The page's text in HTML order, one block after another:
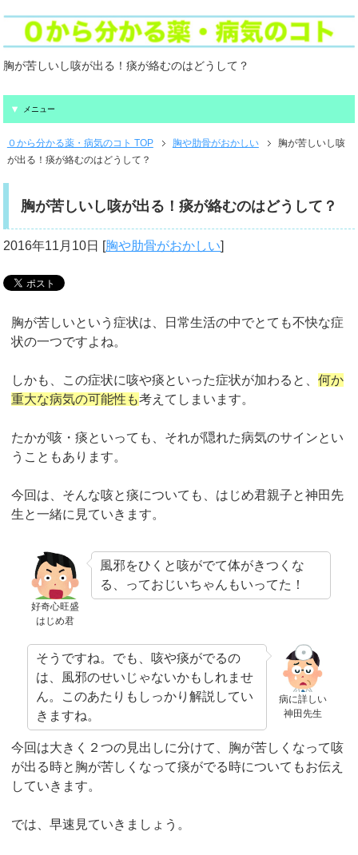
胸が苦しいし咳が出る！痰が絡むのはどうして？
メニュー
０から分かる薬・病気のコト TOP 胸や肋骨がおかしい
胸が苦しいし咳
が出る！痰が絡むのはどうして？
胸が苦しいし咳が出る！痰が絡むのはどうして？
2016年11月10日 [胸や肋骨がおかしい]
胸が苦しいという症状は、日常生活の中でとても不快な症
状の一つですよね。
しかも、この症状に咳や痰といった症状が加わると、何か
重大な病気の可能性も考えてしまいます。
たかが咳・痰といっても、それが隠れた病気のサインとい
うこともあります。
今回は、そんな咳と痰についても、はじめ君親子と神田先
生と一緒に見ていきます。
好奇心旺盛
はじめ君
風邪をひくと咳がでて体がきつくな
る、っておじいちゃんもいってた！
病に詳しい
神田先生
そうですね。でも、咳や痰がでるの
は、風邪のせいじゃないかもしれませ
ん。このあたりもしっかり解説してい
きますね。
今回は大きく２つの見出しに分けて、胸が苦しくなって咳
が出る時と胸が苦しくなって痰がでる時についてもお伝え
していきます。
では、早速見ていきましょう。